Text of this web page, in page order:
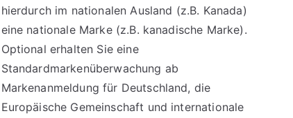
hierdurch im nationalen Ausland (z.B. Kanada)
eine nationale Marke (z.B. kanadische Marke).
Optional erhalten Sie eine
Standardmarkenüberwachung ab
Markenanmeldung für Deutschland, die
Europäische Gemeinschaft und internationale